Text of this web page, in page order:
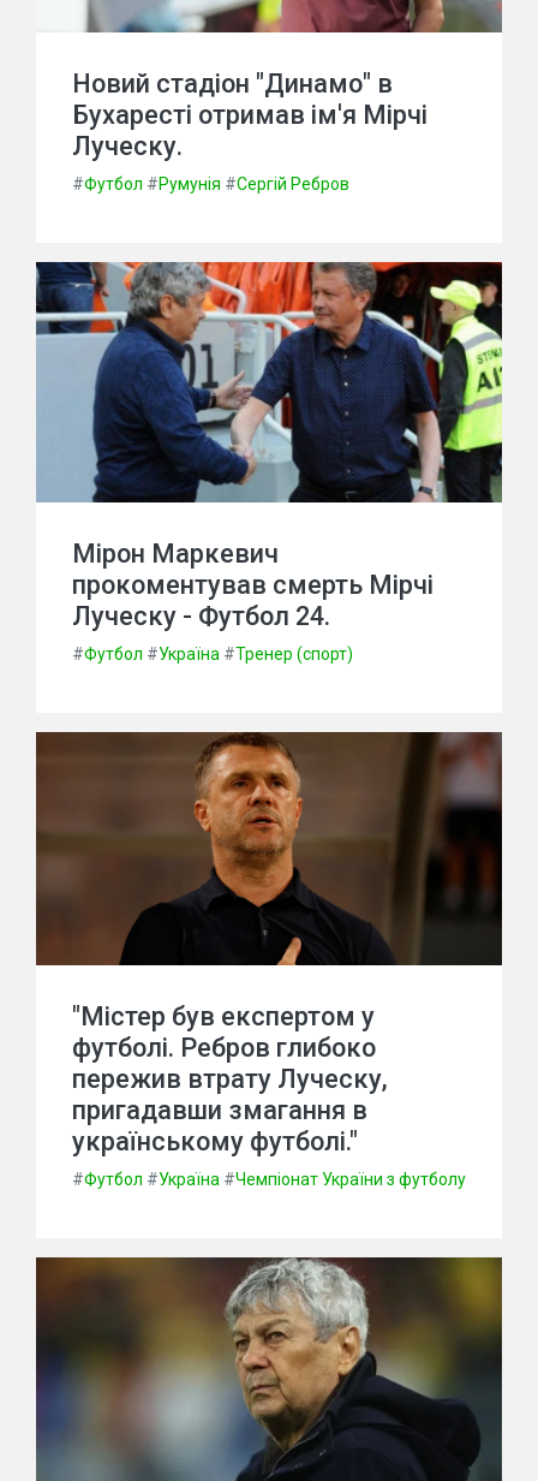
Новий стадіон "Динамо" в
Бухаресті отримав ім'я Мірчі
Луческу.
#Футбол #Румунія #Сергій Ребров
Мірон Маркевич
прокоментував смерть Мірчі
Луческу - Футбол 24.
#Футбол #Україна #Тренер (спорт)
"Містер був експертом у
футболі. Ребров глибоко
пережив втрату Луческу,
пригадавши змагання в
українському футболі."
#Футбол #Україна #Чемпіонат України з футболу